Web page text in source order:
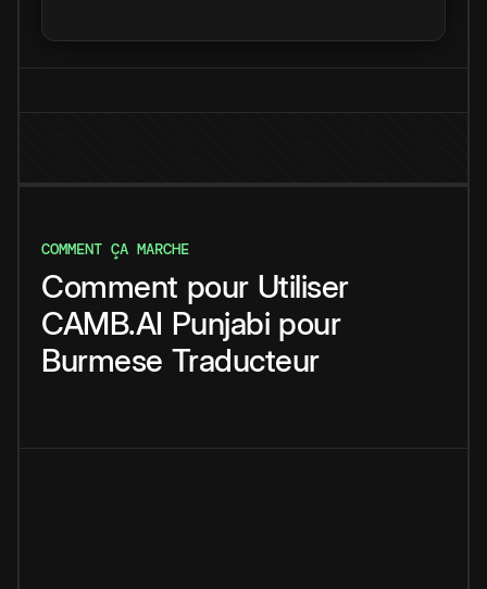
COMMENT ÇA MARCHE
Comment pour Utiliser
CAMB.AI Punjabi pour
Burmese Traducteur